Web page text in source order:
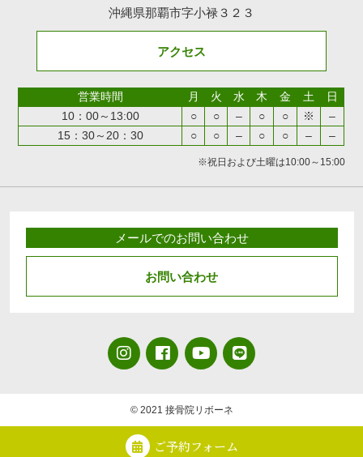
ご予約フォーム
沖縄県那覇市字小禄３２３
アクセス
営業時間 月 火 水 木 金 土
日
10：00～13:00
○ ○ – ○ ○ ※
–
15：30～20：30
○ ○ – ○ ○ – –
※祝日および土曜は10:00～15:00
メールでのお問い合わせ
お問い合わせ
© 2021 接骨院リボーネ